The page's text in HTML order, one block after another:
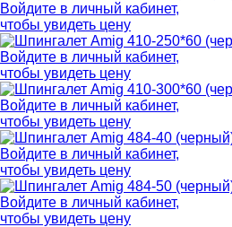
Войдите в личный кабинет,
чтобы увидеть цену
Войдите в личный кабинет,
чтобы увидеть цену
Войдите в личный кабинет,
чтобы увидеть цену
Войдите в личный кабинет,
чтобы увидеть цену
Войдите в личный кабинет,
чтобы увидеть цену